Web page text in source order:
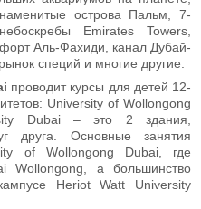
острова Пальм, 7-
Emirates Towers,
Аль-Фахиди, канал Дубай-
специй и многие другие.
проводит курсы для детей 12-
University of Wollongong
Dubai – это 2 здания,
друга. Основные занятия
of Wollongong Dubai, где
Wollongong, а большинство
Heriot Watt University